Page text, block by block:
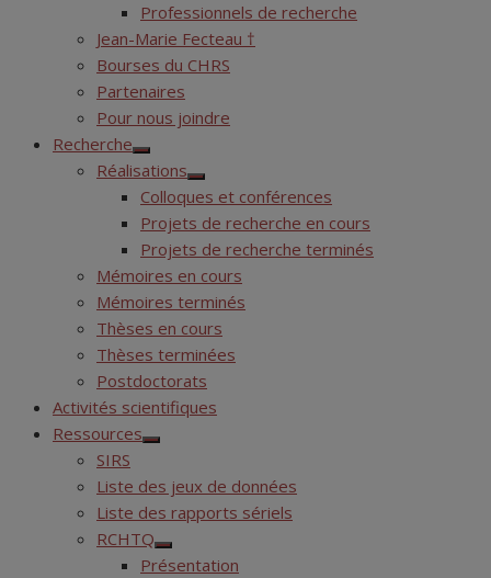
Professionnels de recherche
Jean-Marie Fecteau †
Bourses du CHRS
Partenaires
Pour nous joindre
Recherche
Show
sub
menu
Réalisations
Show
sub
menu
Colloques et conférences
Projets de recherche en cours
Projets de recherche terminés
Mémoires en cours
Mémoires terminés
Thèses en cours
Thèses terminées
Postdoctorats
Activités scientifiques
Ressources
Show
menu
SIRS
Liste des jeux de données
Liste des rapports sériels
RCHTQ
Show
sub
Présentation